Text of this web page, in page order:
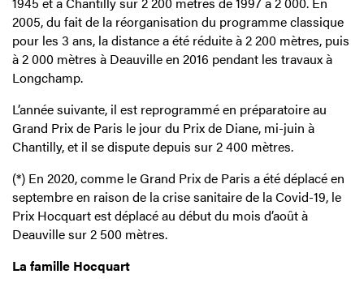
2005, du fait de la réorganisation du programme classique
pour les 3 ans, la distance a été réduite à 2 200 mètres, puis
à 2 000 mètres à Deauville en 2016 pendant les travaux à
Longchamp.
L’année suivante, il est reprogrammé en préparatoire au
Grand Prix de Paris le jour du Prix de Diane, mi-juin à
Chantilly, et il se dispute depuis sur 2 400 mètres.
(*) En 2020, comme le Grand Prix de Paris a été déplacé en
septembre en raison de la crise sanitaire de la Covid-19, le
Prix Hocquart est déplacé au début du mois d’août à
Deauville sur 2 500 mètres.
La famille Hocquart